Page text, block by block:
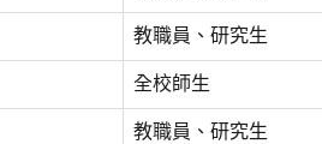
教職員、研究生
全校師生
教職員、研究生